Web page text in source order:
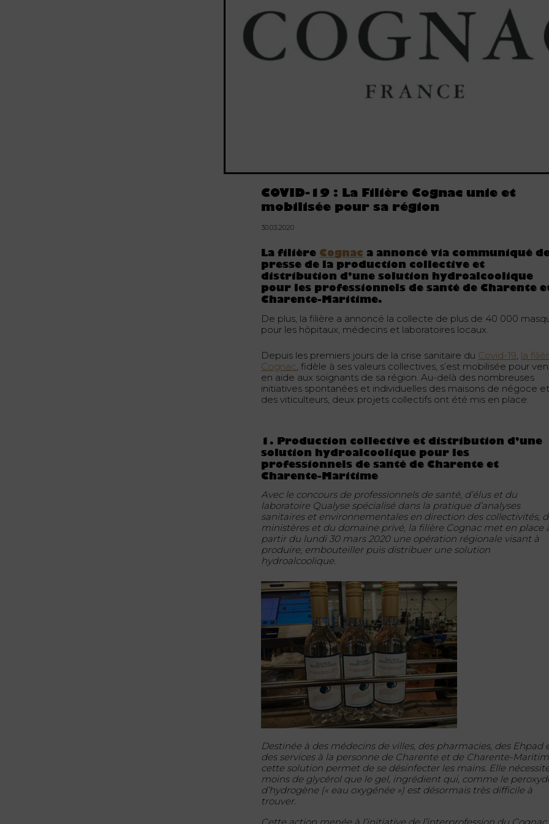
COVID-19 : La Filière Cognac unie et
mobilisée pour sa région
30.03.2020
La filière Cognac a annoncé via communiqué
presse de la production collective et
distribution d’une solution hydroalcoolique
pour les professionnels de santé de Charente
Charente-Maritime.
De plus, la filière a annoncé la collecte de plus de 40 000
pour les hôpitaux, médecins et laboratoires locaux.
Depuis les premiers jours de la crise sanitaire du Covid-19 la
Cognac , fidèle à ses valeurs collectives, s’est mobilisée pour
en aide aux soignants de sa région. Au-delà des nombreuses
initiatives spontanées et individuelles des maisons de négoce et
des viticulteurs, deux projets collectifs ont été mis en place:
1. Production collective et distribution d’une
solution hydroalcoolique pour les
professionnels de santé de Charente et
Charente-Maritime
Avec le concours de professionnels de santé, d’élus et du
laboratoire Qualyse spécialisé dans la pratique d’analyses
sanitaires et environnementales en direction des collectivités,
ministères et du domaine privé, la filière Cognac met en place
partir du lundi 30 mars 2020 une opération régionale visant à
produire, embouteiller puis distribuer une solution
hydroalcoolique.
Destinée à des médecins de villes, des pharmacies, des Ehpad
des services à la personne de Charente et de Charente-
cette solution permet de se désinfecter les mains. Elle
moins de glycérol que le gel, ingrédient qui, comme le
d’hydrogène (« eau oxygénée ») est désormais très difficile à
trouver.